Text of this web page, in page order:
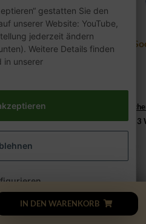
IN DEN WARENKORB
187 Strassenbande Pod
- 040 Hamburg
2 - 3 Werktage
((%s - Ausland
2 - 3
gestatten Sie den
unserer Website: YouTube,
jederzeit ändern
Weitere Details finden
in unserer
Konto Menu